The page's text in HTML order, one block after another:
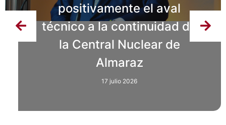
positivamente el aval
técnico a la continuidad de
la Central Nuclear de
Almaraz
17 julio 2026
IA y Desarrollo de
Aplicaciones del centro de
FP de la Cámara de
Comercio de Cáceres
17 julio 2026